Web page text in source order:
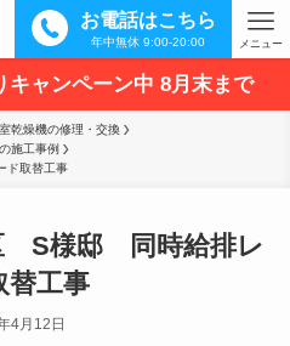
お電話はこちら
年中無休 9:00-20:00 メニュー
キャンペーン中 8月末まで
乾燥機の修理・交換
施工事例
ド取替工事
S様邸 同時給排レ
替工事
4月12日